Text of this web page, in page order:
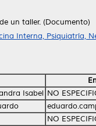
un taller. (Documento)
Interna, Psiquiatría,
Isabel NO
NO